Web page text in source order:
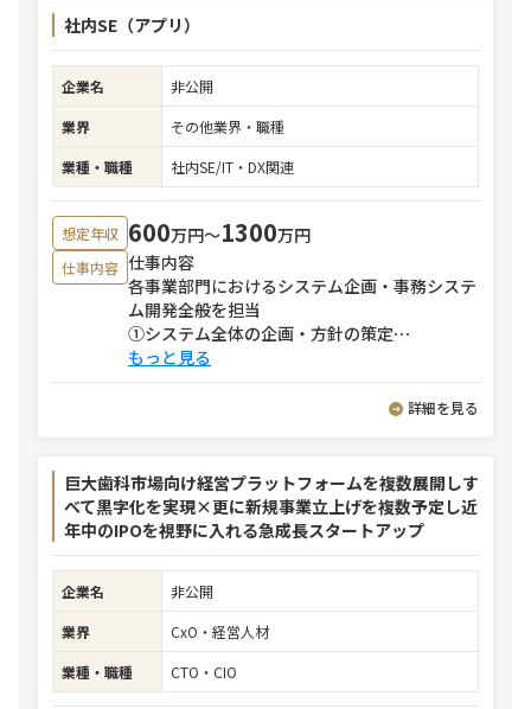
社内SE（アプリ）
企業名
非公開
業界
その他業界・職種
業種・職種
社内SE/IT・DX関連
想定年収 600万円〜1300万円
仕事内容 仕事内容
各事業部門におけるシステム企画・事務システ
ム開発全般を担当
①システム全体の企画・方針の策定⋯
もっと見る
詳細を見る
巨大歯科市場向け経営プラットフォームを複数展開しす
べて黒字化を実現×更に新規事業立上げを複数予定し近
年中のIPOを視野に入れる急成長スタートアップ
企業名
非公開
業界
CxO・経営人材
業種・職種
CTO・CIO